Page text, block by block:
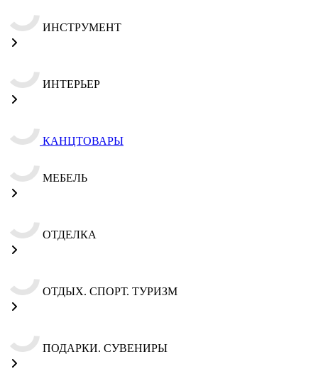
ИНСТРУМЕНТ
ИНТЕРЬЕР
КАНЦТОВАРЫ
МЕБЕЛЬ
ОТДЕЛКА
ОТДЫХ. СПОРТ. ТУРИЗМ
ПОДАРКИ. СУВЕНИРЫ